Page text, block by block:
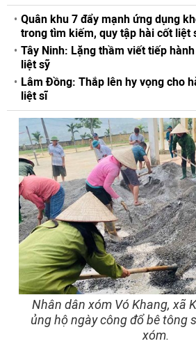
Quân khu 7 đẩy mạnh ứng dụng
trong tìm kiếm, quy tập hài cốt liệt
Tây Ninh: Lặng thầm viết tiếp
liệt sỹ
Lâm Đồng: Thắp lên hy vọng cho
liệt sĩ
Nhân dân xóm Vó Khang, xã
ủng hộ ngày công đổ bê tông
xóm.